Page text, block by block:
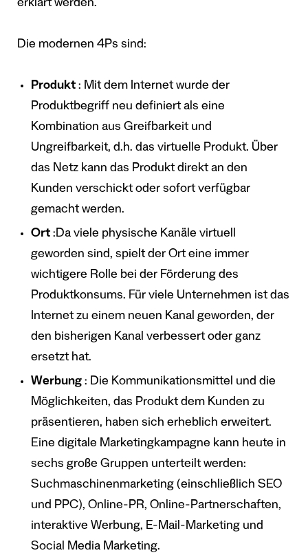
erklärt werden.
Die modernen 4Ps sind:
Produkt : Mit dem Internet wurde der
Produktbegriff neu definiert als eine
Kombination aus Greifbarkeit und
Ungreifbarkeit, d.h. das virtuelle Produkt. Über
das Netz kann das Produkt direkt an den
Kunden verschickt oder sofort verfügbar
gemacht werden.
Ort :Da viele physische Kanäle virtuell
geworden sind, spielt der Ort eine immer
wichtigere Rolle bei der Förderung des
Produktkonsums. Für viele Unternehmen ist das
Internet zu einem neuen Kanal geworden, der
den bisherigen Kanal verbessert oder ganz
ersetzt hat.
Werbung : Die Kommunikationsmittel und die
Möglichkeiten, das Produkt dem Kunden zu
präsentieren, haben sich erheblich erweitert.
Eine digitale Marketingkampagne kann heute in
sechs große Gruppen unterteilt werden:
Suchmaschinenmarketing (einschließlich SEO
und PPC), Online-PR, Online-Partnerschaften,
interaktive Werbung, E-Mail-Marketing und
Social Media Marketing.